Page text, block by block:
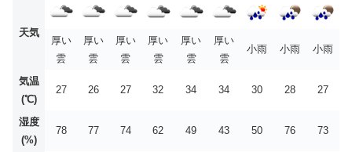
天気
厚い
雲
厚い
雲
厚い
雲
厚い
雲
厚い
雲
厚い
雲
小雨 小雨 小雨
気温
(℃)
27 26 27 32 34 34 30 28 27
湿度
(%)
78 77 74 62 49 43 50 76 73